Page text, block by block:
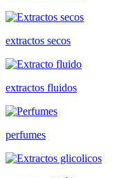
extractos secos
extractos fluidos
perfumes